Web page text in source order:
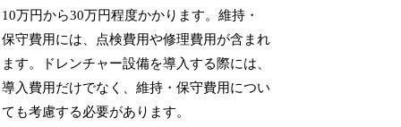
10万円から30万円程度かかります。維持・
保守費用には、点検費用や修理費用が含まれ
ます。ドレンチャー設備を導入する際には、
導入費用だけでなく、維持・保守費用につい
ても考慮する必要があります。